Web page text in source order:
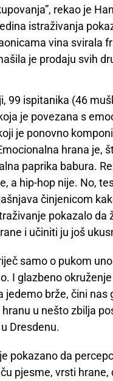
rekao je
istraživanja
vina svirala
je prodaju svih
99 ispitanika (46
je povezana s
je ponovno
hrana je,
paprika babura.
a hip-hop nije. No,
činjenicom
pokazalo
i učiniti ju još
samo o pukom
I glazbeno
jedemo brže, čini
u nešto zbilja
Dresdenu.
pokazano da
pjesme, vrsti